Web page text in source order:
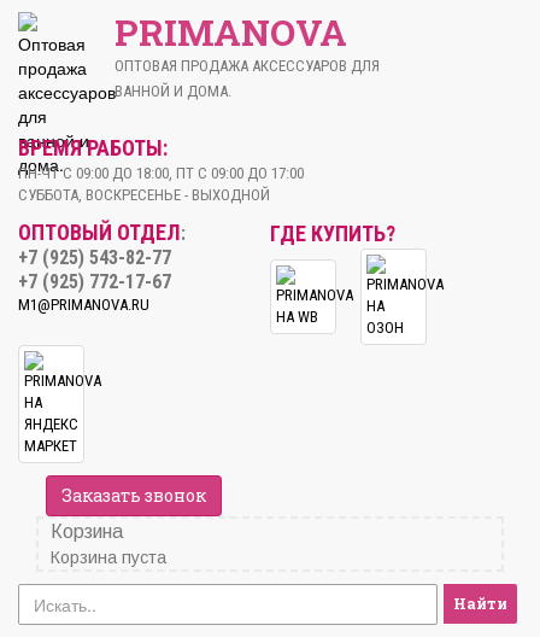
PRIMANOVA
ОПТОВАЯ ПРОДАЖА АКСЕССУАРОВ ДЛЯ
ВАННОЙ И ДОМА.
ВРЕМЯ РАБОТЫ:
ПН-ЧТ С 09:00 ДО 18:00, ПТ С 09:00 ДО 17:00
СУББОТА, ВОСКРЕСЕНЬЕ - ВЫХОДНОЙ
ОПТОВЫЙ ОТДЕЛ:
+7 (925) 543-82-77
+7 (925) 772-17-67
M1@PRIMANOVA.RU
ГДЕ КУПИТЬ?
Заказать звонок
Корзина
Корзина пуста
Найти